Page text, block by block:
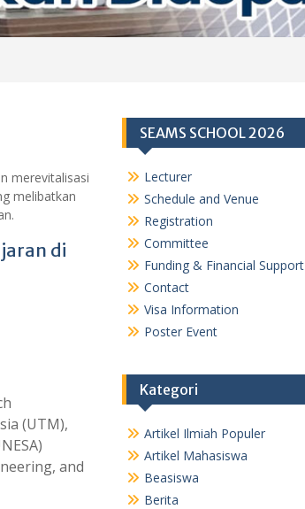
merevitalisasi
melibatkan
di
(UTM),
and
SEAMS SCHOOL 2026
Lecturer
Schedule and Venue
Registration
Committee
Funding & Financial Support
Contact
Visa Information
Poster Event
Kategori
Artikel Ilmiah Populer
Artikel Mahasiswa
Beasiswa
Berita